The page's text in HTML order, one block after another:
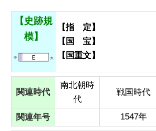
【史跡規
模】
【指 定】
【国 宝】
【国重文】
関連時代
南北朝時
代
戦国時代
関連年号 1547年